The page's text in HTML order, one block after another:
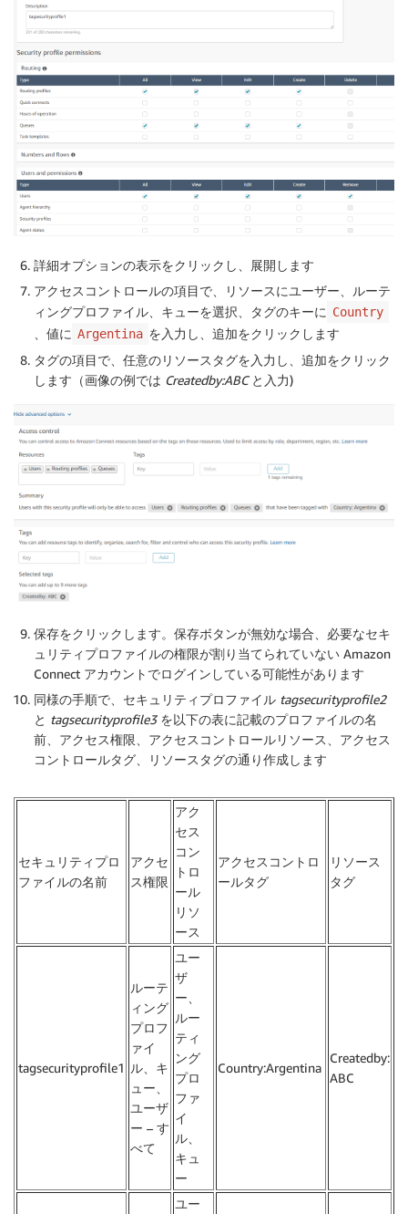
詳細オプションの表示をクリックし、展開します
アクセスコントロールの項目で、 リソースにユーザー、ルーテ
ィングプロファイル、キューを選択、
タグのキーに Country
、値に Argentina を入力し、追加をクリックします
タグの項目で、任意のリソースタグを入力し、追加をクリック
します（画像の例では Createdby:ABCと入力)
保存をクリックします。保存ボタンが無効な場合、必要なセキ
ュリティプロファイルの権限が割り当てられていない Amazon
Connect アカウントでログインしている可能性があります
同様の手順で、セキュリティプロファイル tagsecurityprofile2
と tagsecurityprofile3を以下の表に記載のプロファイルの名
前 、アクセス権限、アクセスコントロールリソース
、アクセス
コントロールタグ 、リソース タグの通り作成します
セキュリティプロ
ファイルの名前
アクセ
ス権限
アク
セス
コン
トロ
ール
リソ
ース
アクセスコントロ
ールタグ
リソース
タグ
tagsecurityprofile1
ルーテ
ィング
プロフ
ァイ
ル、キ
ュー、
ユーザ
ー – す
べて
ユー
ザ
ー、
ルー
ティ
ング
プロ
ファ
イ
ル、
キュ
ー
Country:Argentina
Createdby:
ABC
ユー